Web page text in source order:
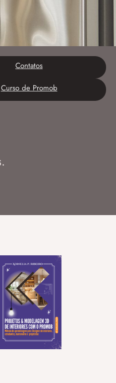
Contatos
Curso de Promob